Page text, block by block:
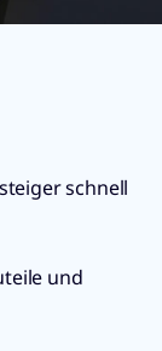
schnell
und